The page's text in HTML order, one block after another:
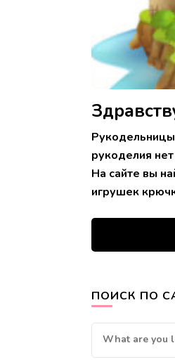
рукоделия
На сайте вы
игрушек
ПОИСК ПО
Looking
for